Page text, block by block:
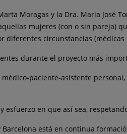
Moragas y la Dra. Maria
mujeres (con o sin pareja)
circunstancias (médicas
durante el proyecto más
paciente-asistente
esfuerzo en que así sea,
está en continua